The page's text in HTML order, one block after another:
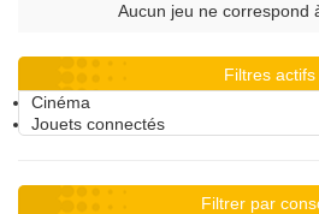
Aucun jeu ne correspond
Filtres actifs
Cinéma
Jouets connectés
Filtrer par